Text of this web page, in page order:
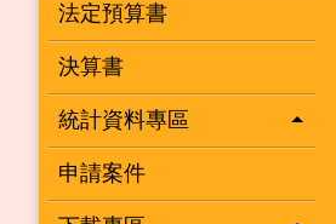
法定預算書
決算書
統計資料專區
申請案件